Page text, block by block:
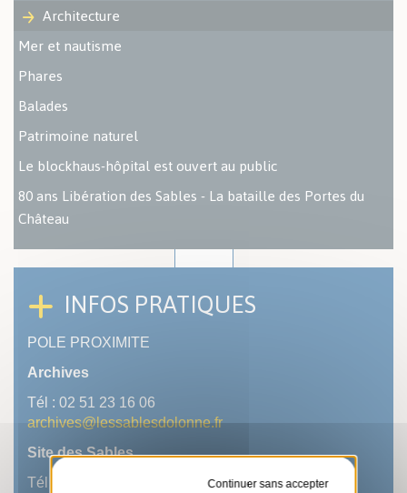
Architecture
Mer et nautisme
Phares
Balades
Patrimoine naturel
Le blockhaus-hôpital est ouvert au public
80 ans Libération des Sables - La bataille des Portes du
Château
INFOS PRATIQUES
POLE PROXIMITE
Archives
Tél : 02 51 23 16 06
archives@lessablesdolonne.fr
Site des Sables
Tél : 02 51 23 16 06 Tout refuser